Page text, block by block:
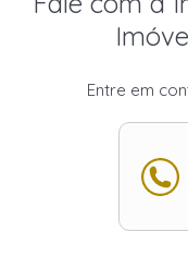
Entre em